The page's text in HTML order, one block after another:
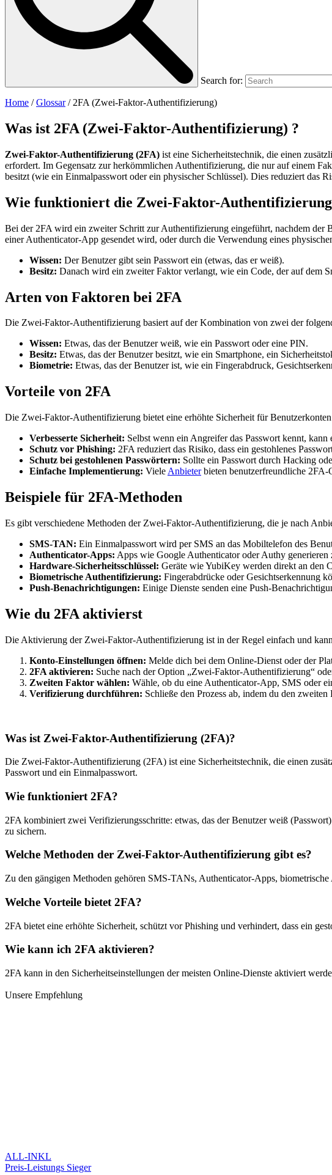
Search for:
Home /Glossar/ 2FA (Zwei-Faktor-Authentifizierung)
Was ist 2FA (Zwei-Faktor-Authentifizierung) ?
Zwei-Faktor-Authentifizierung (2FA) ist eine Sicherheitstechnik, die einen
erfordert. Im Gegensatz zur herkömmlichen Authentifizierung, die nur auf einem
besitzt (wie ein Einmalpasswort oder ein physischer Schlüssel). Dies reduziert das
Wie funktioniert die Zwei-Faktor-
Bei der 2FA wird ein zweiter Schritt zur Authentifizierung eingeführt, nachdem der
einer Authenticator-App gesendet wird, oder durch die Verwendung eines
Wissen: Der Benutzer gibt sein Passwort ein (etwas, das er weiß).
Besitz: Danach wird ein zweiter Faktor verlangt, wie ein Code, der auf dem
Arten von Faktoren bei 2FA
Die Zwei-Faktor-Authentifizierung basiert auf der Kombination von zwei der
Wissen: Etwas, das der Benutzer weiß, wie ein Passwort oder eine PIN.
Besitz: Etwas, das der Benutzer besitzt, wie ein Smartphone, ein
Biometrie: Etwas, das der Benutzer ist, wie ein Fingerabdruck,
Vorteile von 2FA
Die Zwei-Faktor-Authentifizierung bietet eine erhöhte Sicherheit für
Verbesserte Sicherheit: Selbst wenn ein Angreifer das Passwort kennt,
Schutz vor Phishing: 2FA reduziert das Risiko, dass ein gestohlenes
Schutz bei gestohlenen Passwörtern: Sollte ein Passwort durch Hacking
Einfache Implementierung: Viele Anbieterbieten benutzerfreundliche 2FA-
Beispiele für 2FA-Methoden
Es gibt verschiedene Methoden der Zwei-Faktor-Authentifizierung, die je nach
SMS-TAN: Ein Einmalpasswort wird per SMS an das Mobiltelefon des
Authenticator-Apps: Apps wie Google Authenticator oder Authy
Hardware-Sicherheitsschlüssel: Geräte wie YubiKey werden direkt an den
Biometrische Authentifizierung: Fingerabdrücke oder Gesichtserkennung
Push-Benachrichtigungen: Einige Dienste senden eine Push-
Wie du 2FA aktivierst
Die Aktivierung der Zwei-Faktor-Authentifizierung ist in der Regel einfach und
Konto-Einstellungen öffnen: Melde dich bei dem Online-Dienst oder der
2FA aktivieren: Suche nach der Option „Zwei-Faktor-Authentifizierung“
Zweiten Faktor wählen: Wähle, ob du eine Authenticator-App, SMS oder
Verifizierung durchführen: Schließe den Prozess ab, indem du den
Was ist Zwei-Faktor-Authentifizierung (2FA)?
Die Zwei-Faktor-Authentifizierung (2FA) ist eine Sicherheitstechnik, die einen
Passwort und ein Einmalpasswort.
Wie funktioniert 2FA?
2FA kombiniert zwei Verifizierungsschritte: etwas, das der Benutzer weiß
zu sichern.
Welche Methoden der Zwei-Faktor-Authentifizierung gibt es?
Zu den gängigen Methoden gehören SMS-TANs, Authenticator-Apps,
Welche Vorteile bietet 2FA?
2FA bietet eine erhöhte Sicherheit, schützt vor Phishing und verhindert, dass ein
Wie kann ich 2FA aktivieren?
2FA kann in den Sicherheitseinstellungen der meisten Online-Dienste aktiviert
Unsere Empfehlung
ALL-INKL
Preis-Leistungs Sieger